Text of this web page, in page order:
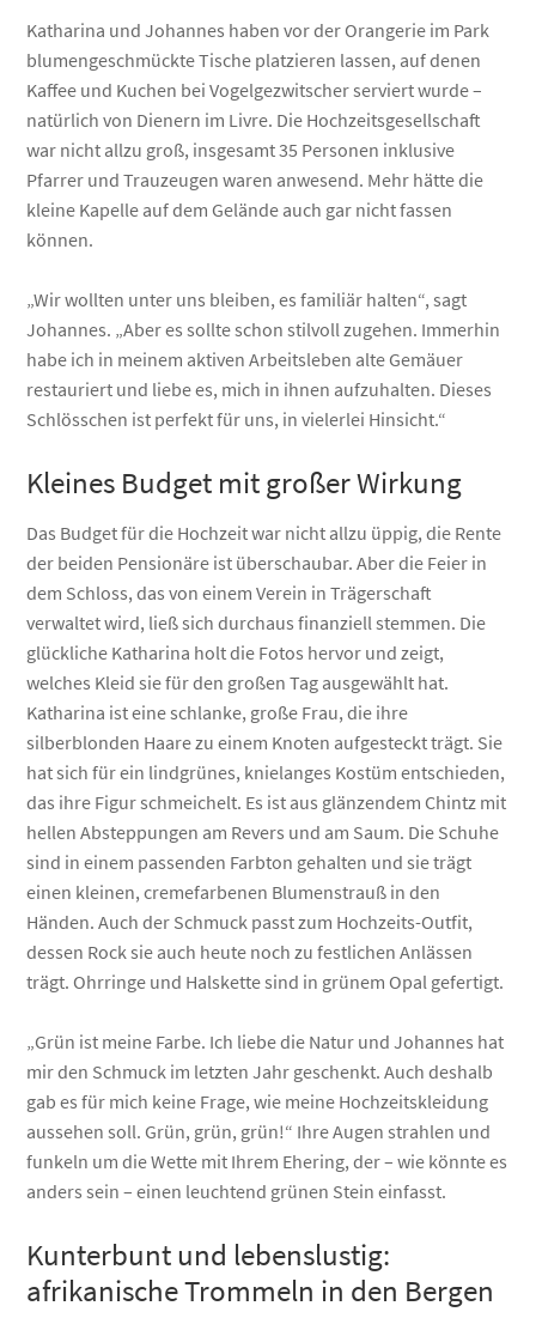
Katharina und Johannes haben vor der Orangerie im Park
blumengeschmückte Tische platzieren lassen, auf denen
Kaffee und Kuchen bei Vogelgezwitscher serviert wurde –
natürlich von Dienern im Livre. Die Hochzeitsgesellschaft
war nicht allzu groß, insgesamt 35 Personen inklusive
Pfarrer und Trauzeugen waren anwesend. Mehr hätte die
kleine Kapelle auf dem Gelände auch gar nicht fassen
können.
„Wir wollten unter uns bleiben, es familiär halten“, sagt
Johannes. „Aber es sollte schon stilvoll zugehen. Immerhin
habe ich in meinem aktiven Arbeitsleben alte Gemäuer
restauriert und liebe es, mich in ihnen aufzuhalten. Dieses
Schlösschen ist perfekt für uns, in vielerlei Hinsicht.“
Kleines Budget mit großer Wirkung
Das Budget für die Hochzeit war nicht allzu üppig, die Rente
der beiden Pensionäre ist überschaubar. Aber die Feier in
dem Schloss, das von einem Verein in Trägerschaft
verwaltet wird, ließ sich durchaus finanziell stemmen. Die
glückliche Katharina holt die Fotos hervor und zeigt,
welches Kleid sie für den großen Tag ausgewählt hat.
Katharina ist eine schlanke, große Frau, die ihre
silberblonden Haare zu einem Knoten aufgesteckt trägt. Sie
hat sich für ein lindgrünes, knielanges Kostüm entschieden,
das ihre Figur schmeichelt. Es ist aus glänzendem Chintz mit
hellen Absteppungen am Revers und am Saum. Die Schuhe
sind in einem passenden Farbton gehalten und sie trägt
einen kleinen, cremefarbenen Blumenstrauß in den
Händen. Auch der Schmuck passt zum Hochzeits-Outfit,
dessen Rock sie auch heute noch zu festlichen Anlässen
trägt. Ohrringe und Halskette sind in grünem Opal gefertigt.
„Grün ist meine Farbe. Ich liebe die Natur und Johannes hat
mir den Schmuck im letzten Jahr geschenkt. Auch deshalb
gab es für mich keine Frage, wie meine Hochzeitskleidung
aussehen soll. Grün, grün, grün!“ Ihre Augen strahlen und
funkeln um die Wette mit Ihrem Ehering, der – wie könnte es
anders sein – einen leuchtend grünen Stein einfasst.
Kunterbunt und lebenslustig:
afrikanische Trommeln in den Bergen